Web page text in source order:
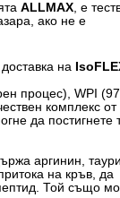
ALLMAX , е
ако не е
на
процес), WPI
комплекс от
да постигнете
аргинин,
на кръв, да
Той също